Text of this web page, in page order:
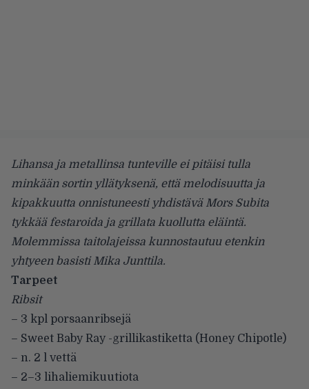
Lihansa ja metallinsa tunteville ei pitäisi tulla
minkään sortin yllätyksenä, että melodisuutta ja
kipakkuutta onnistuneesti yhdistävä Mors Subita
tykkää festaroida ja grillata kuollutta eläintä.
Molemmissa taitolajeissa kunnostautuu etenkin
yhtyeen basisti Mika Junttila.
Tarpeet
Ribsit
– 3 kpl porsaanribsejä
– Sweet Baby Ray -grillikastiketta (Honey Chipotle)
– n. 2 l vettä
– 2–3 lihaliemikuutiota